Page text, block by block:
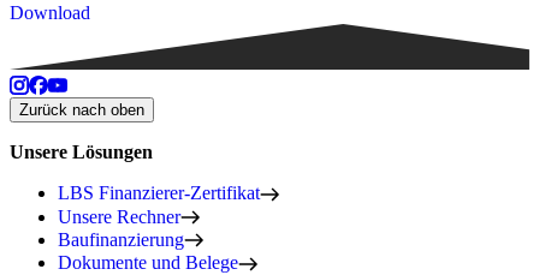
Download
Zurück nach oben
Unsere Lösungen
LBS Finanzierer-Zertifikat
Unsere Rechner
Baufinanzierung
Dokumente und Belege